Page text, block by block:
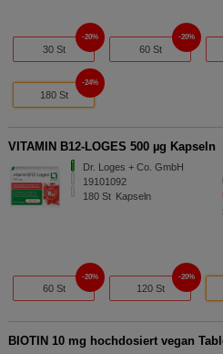
30 St
20%
60 St
20%
180 St
24%
VITAMIN B12-LOGES 500 µg Kapseln
Dr. Loges + Co. GmbH
19101092
180 St Kapseln
60 St
20%
120 St
20%
BIOTIN 10 mg hochdosiert vegan